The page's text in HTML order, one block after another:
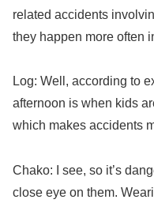
related accidents
they happen more often
Log: Well, according to
afternoon is when kids
which makes accidents
Chako: I see, so it’s
close eye on them.